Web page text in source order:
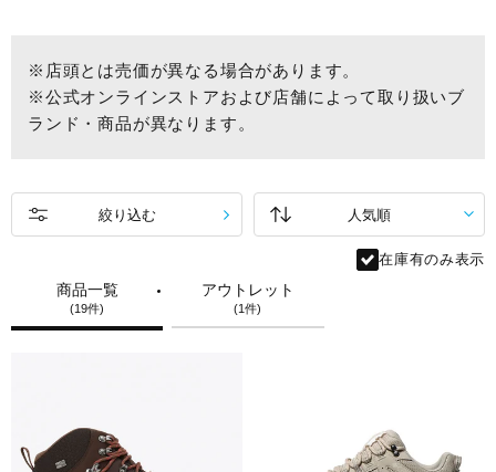
※店頭とは売価が異なる場合があります。
※公式オンラインストアおよび店舗によって取り扱いブ
ランド・商品が異なります。
商品一覧
(19件)
アウトレット
(1件)
絞り込む
在庫有のみ表示